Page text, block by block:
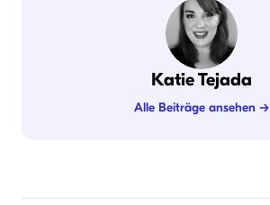
Katie Tejada
Alle Beiträge ansehen →